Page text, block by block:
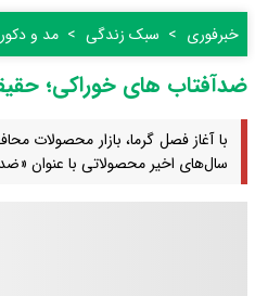
خبرفوری سبک زندگی مد و
ضدآفتاب های خوراکی؛
با آغاز فصل گرما، بازار محصولات
سال‌های اخیر محصولاتی با عنوان